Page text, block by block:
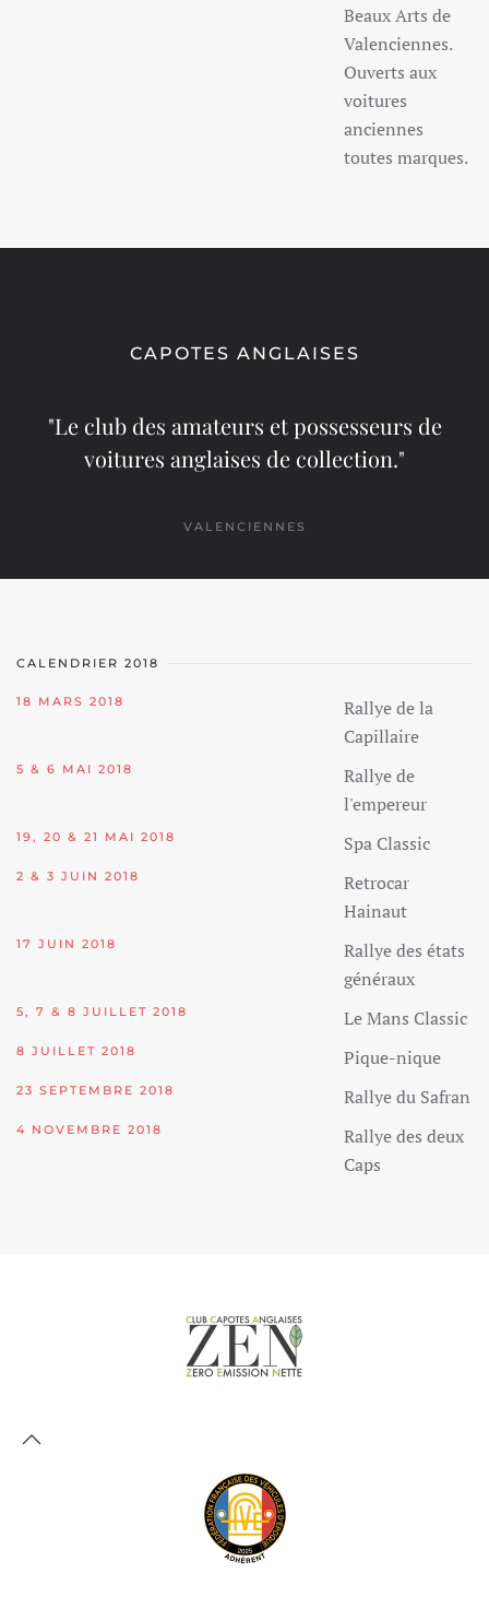
Beaux Arts de
Valenciennes.
Ouverts aux
voitures
anciennes
toutes marques.
CAPOTES ANGLAISES
"Le club des amateurs et possesseurs de
voitures anglaises de collection."
VALENCIENNES
CALENDRIER 2018
18 MARS 2018
Rallye de la
Capillaire
5 & 6 MAI 2018
Rallye de
l'empereur
19, 20 & 21 MAI 2018 Spa Classic
2 & 3 JUIN 2018
Retrocar
Hainaut
17 JUIN 2018
Rallye des états
généraux
5, 7 & 8 JUILLET 2018 Le Mans Classic
8 JUILLET 2018 Pique-nique
23 SEPTEMBRE 2018 Rallye du Safran
4 NOVEMBRE 2018
Rallye des deux
Caps